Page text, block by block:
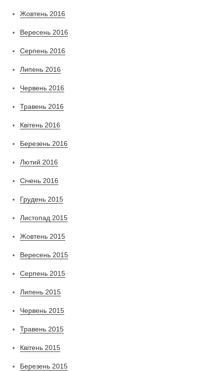
Жовтень 2016
Вересень 2016
Серпень 2016
Липень 2016
Червень 2016
Травень 2016
Квітень 2016
Березень 2016
Лютий 2016
Січень 2016
Грудень 2015
Листопад 2015
Жовтень 2015
Вересень 2015
Серпень 2015
Липень 2015
Червень 2015
Травень 2015
Квітень 2015
Березень 2015